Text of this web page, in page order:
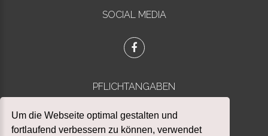
Um die Webseite optimal gestalten und
fortlaufend verbessern zu können, verwendet
SOCIAL MEDIA
PFLICHTANGABEN
Datenschutz
Impressum